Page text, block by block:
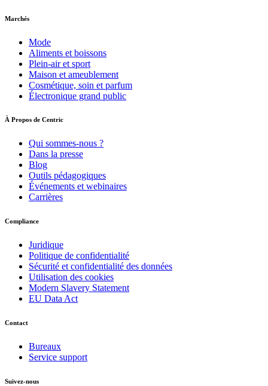
Marchés
Mode
Aliments et boissons
Plein-air et sport
Maison et ameublement
Cosmétique, soin et parfum
Électronique grand public
À Propos de Centric
Qui sommes-nous ?
Dans la presse
Blog
Outils pédagogiques
Événements et webinaires
Carrières
Compliance
Juridique
Politique de confidentialité
Sécurité et confidentialité des données
Utilisation des cookies
Modern Slavery Statement
EU Data Act
Contact
Bureaux
Service support
Suivez-nous